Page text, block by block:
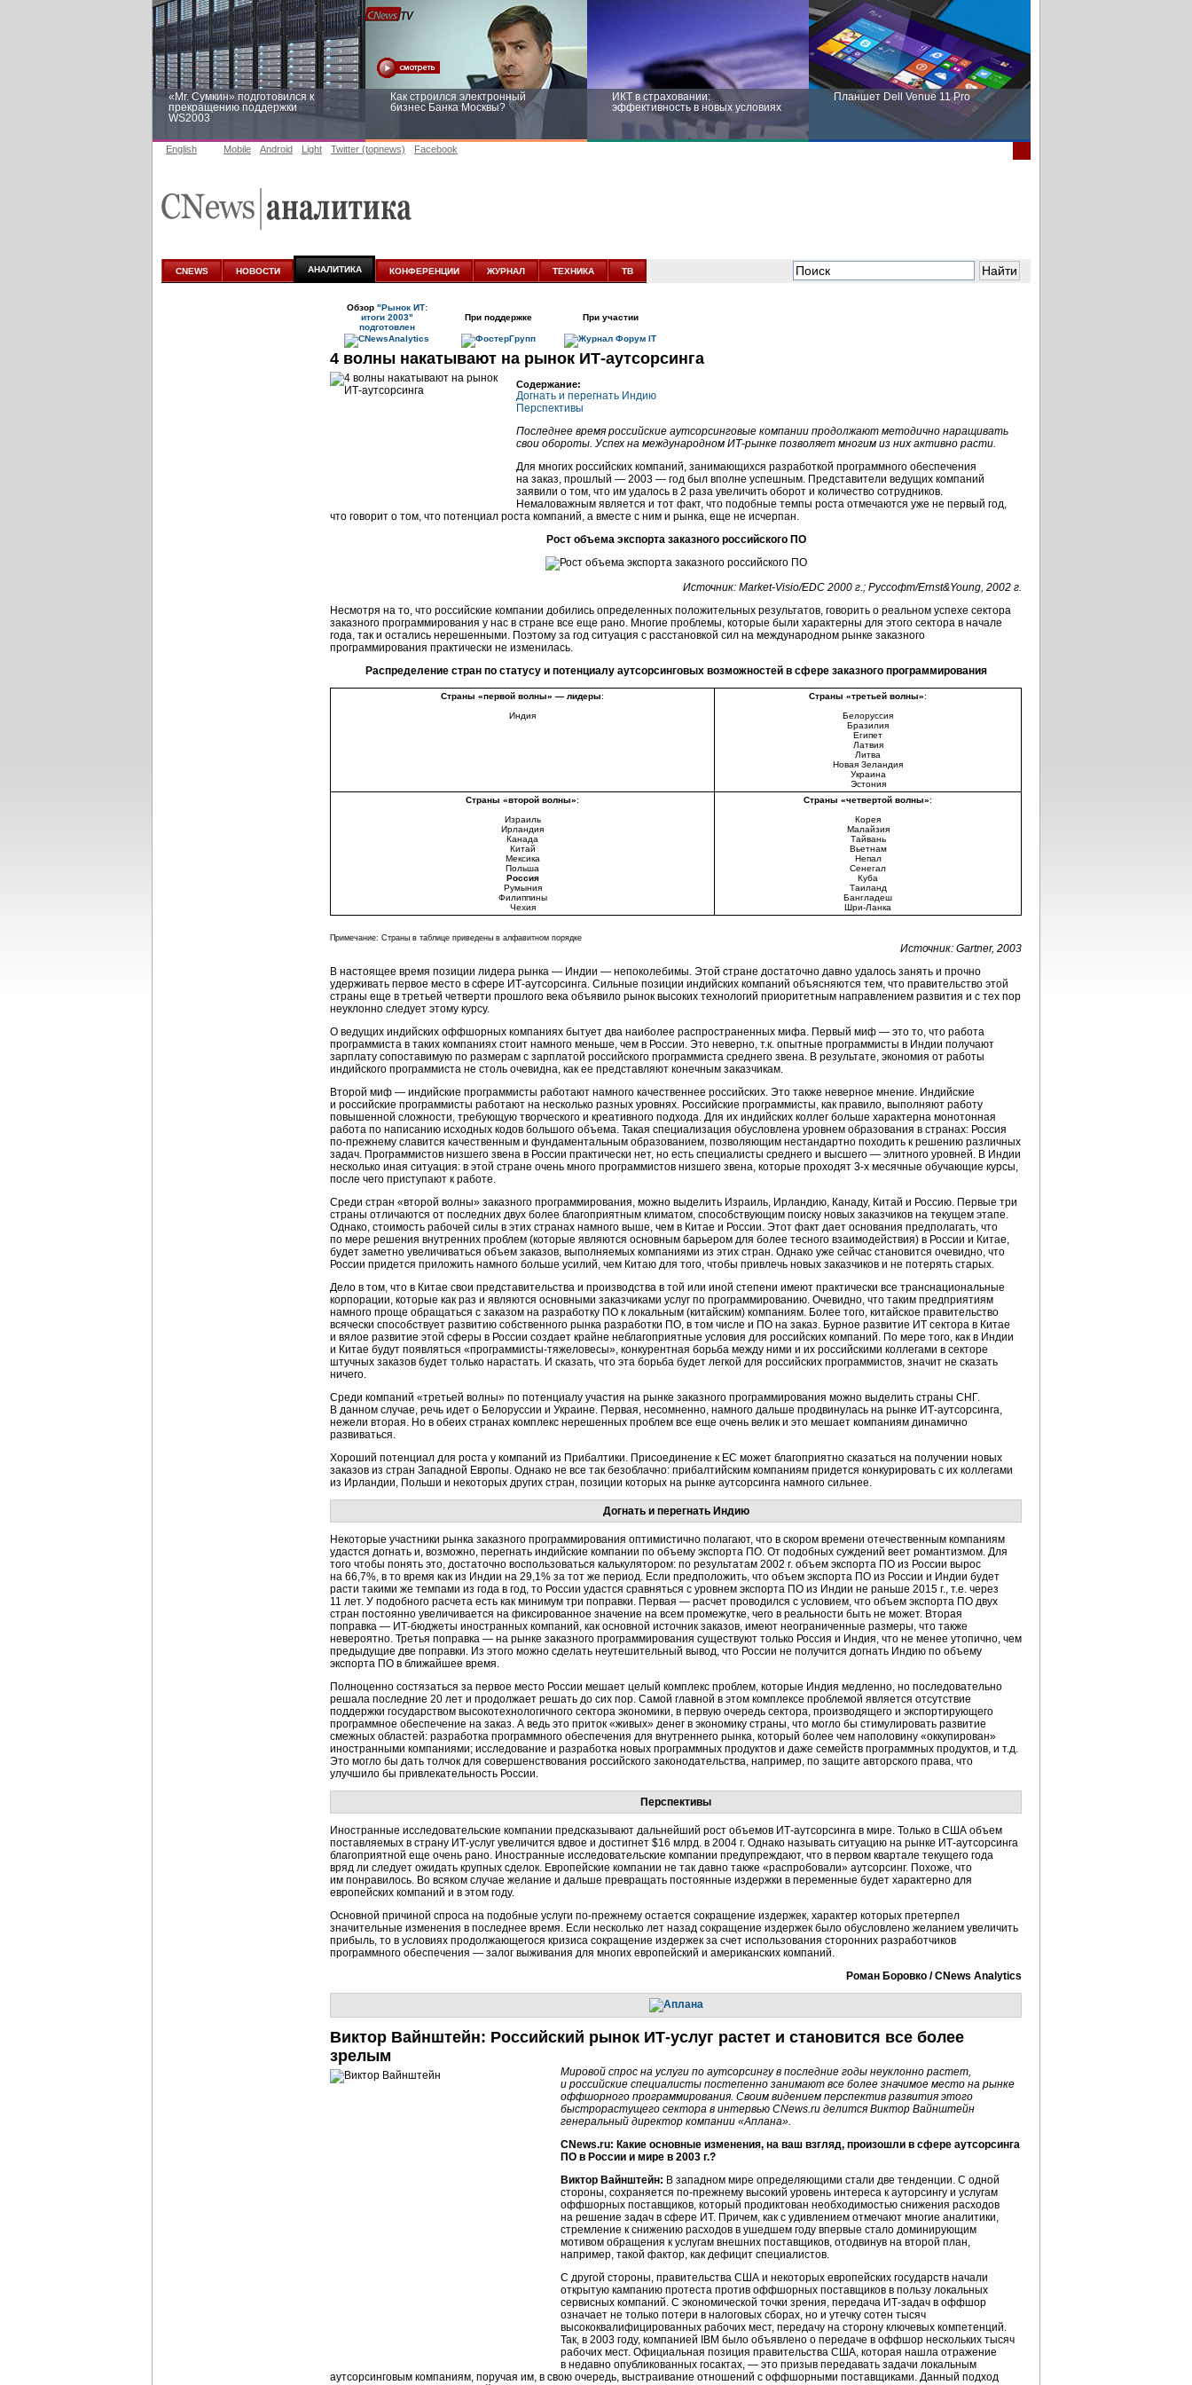
«Mr. Сумкин» подготовился к
прекращению поддержки
WS2003
Как строился электронный
бизнес Банка Москвы?
ИКТ в страховании:
эффективность в новых условиях
Планшет Dell Venue 11 Pro
аналитике
новых условиях
English Mobile Android Light Twitter (topnews) Facebook
CNEWS НОВОСТИ АНАЛИТИКА КОНФЕРЕНЦИИ ЖУРНАЛ ТЕХНИКА ТВ
Обзор "Рынок ИТ:
итоги 2003"
подготовлен
При поддержке При участии
4 волны накатывают на рынок ИТ-аутсорсинга
Содержание:
Догнать и перегнать Индию
Перспективы
Последнее время российские аутсорсинговые компании продолжают методично наращивать
свои обороты. Успех на международном ИТ-рынке позволяет многим из них активно расти.
Для многих российских компаний, занимающихся разработкой программного обеспечения
на заказ, прошлый — 2003 — год был вполне успешным. Представители ведущих компаний
заявили о том, что им удалось в 2 раза увеличить оборот и количество сотрудников.
Немаловажным является и тот факт, что подобные темпы роста отмечаются уже не первый год,
что говорит о том, что потенциал роста компаний, а вместе с ним и рынка, еще не исчерпан.
Рост объема экспорта заказного российского ПО
Источник: Market-Visio/EDC 2000 г.; Руссофт/Ernst&Young, 2002 г.
Несмотря на то, что российские компании добились определенных положительных результатов, говорить о реальном успехе сектора
заказного программирования у нас в стране все еще рано. Многие проблемы, которые были характерны для этого сектора в начале
года, так и остались нерешенными. Поэтому за год ситуация с расстановкой сил на международном рынке заказного
программирования практически не изменилась.
Распределение стран по статусу и потенциалу аутсорсинговых возможностей в сфере заказного программирования
Страны «первой волны» — лидеры:
Индия
Страны «третьей волны»:
Белоруссия
Бразилия
Египет
Латвия
Литва
Новая Зеландия
Украина
Эстония
Страны «второй волны»:
Израиль
Ирландия
Канада
Китай
Мексика
Польша
Россия
Румыния
Филиппины
Чехия
Страны «четвертой волны»:
Корея
Малайзия
Тайвань
Вьетнам
Непал
Сенегал
Куба
Таиланд
Бангладеш
Шри-Ланка
Примечание: Страны в таблице приведены в алфавитном порядке
Источник: Gartner, 2003
В настоящее время позиции лидера рынка — Индии — непоколебимы. Этой стране достаточно давно удалось занять и прочно
удерживать первое место в сфере ИТ-аутсорсинга. Сильные позиции индийских компаний объясняются тем, что правительство этой
страны еще в третьей четверти прошлого века объявило рынок высоких технологий приоритетным направлением развития и с тех пор
неуклонно следует этому курсу.
О ведущих индийских оффшорных компаниях бытует два наиболее распространенных мифа. Первый миф — это то, что работа
программиста в таких компаниях стоит намного меньше, чем в России. Это неверно, т.к. опытные программисты в Индии получают
зарплату сопоставимую по размерам с зарплатой российского программиста среднего звена. В результате, экономия от работы
индийского программиста не столь очевидна, как ее представляют конечным заказчикам.
Второй миф — индийские программисты работают намного качественнее российских. Это также неверное мнение. Индийские
и российские программисты работают на несколько разных уровнях. Российские программисты, как правило, выполняют работу
повышенной сложности, требующую творческого и креативного подхода. Для их индийских коллег больше характерна монотонная
работа по написанию исходных кодов большого объема. Такая специализация обусловлена уровнем образования в странах: Россия
по-прежнему славится качественным и фундаментальным образованием, позволяющим нестандартно походить к решению различных
задач. Программистов низшего звена в России практически нет, но есть специалисты среднего и высшего — элитного уровней. В Индии
несколько иная ситуация: в этой стране очень много программистов низшего звена, которые проходят 3-х месячные обучающие курсы,
после чего приступают к работе.
Среди стран «второй волны» заказного программирования, можно выделить Израиль, Ирландию, Канаду, Китай и Россию. Первые три
страны отличаются от последних двух более благоприятным климатом, способствующим поиску новых заказчиков на текущем этапе.
Однако, стоимость рабочей силы в этих странах намного выше, чем в Китае и России. Этот факт дает основания предполагать, что
по мере решения внутренних проблем (которые являются основным барьером для более тесного взаимодействия) в России и Китае,
будет заметно увеличиваться объем заказов, выполняемых компаниями из этих стран. Однако уже сейчас становится очевидно, что
России придется приложить намного больше усилий, чем Китаю для того, чтобы привлечь новых заказчиков и не потерять старых.
Дело в том, что в Китае свои представительства и производства в той или иной степени имеют практически все транснациональные
корпорации, которые как раз и являются основными заказчиками услуг по программированию. Очевидно, что таким предприятиям
намного проще обращаться с заказом на разработку ПО к локальным (китайским) компаниям. Более того, китайское правительство
всячески способствует развитию собственного рынка разработки ПО, в том числе и ПО на заказ. Бурное развитие ИТ сектора в Китае
и вялое развитие этой сферы в России создает крайне неблагоприятные условия для российских компаний. По мере того, как в Индии
и Китае будут появляться «программисты-тяжеловесы», конкурентная борьба между ними и их российскими коллегами в секторе
штучных заказов будет только нарастать. И сказать, что эта борьба будет легкой для российских программистов, значит не сказать
ничего.
Среди компаний «третьей волны» по потенциалу участия на рынке заказного программирования можно выделить страны СНГ.
В данном случае, речь идет о Белоруссии и Украине. Первая, несомненно, намного дальше продвинулась на рынке ИТ-аутсорсинга,
нежели вторая. Но в обеих странах комплекс нерешенных проблем все еще очень велик и это мешает компаниям динамично
развиваться.
Хороший потенциал для роста у компаний из Прибалтики. Присоединение к ЕС может благоприятно сказаться на получении новых
заказов из стран Западной Европы. Однако не все так безоблачно: прибалтийским компаниям придется конкурировать с их коллегами
из Ирландии, Польши и некоторых других стран, позиции которых на рынке аутсорсинга намного сильнее.
Догнать и перегнать Индию
Некоторые участники рынка заказного программирования оптимистично полагают, что в скором времени отечественным компаниям
удастся догнать и, возможно, перегнать индийские компании по объему экспорта ПО. От подобных суждений веет романтизмом. Для
того чтобы понять это, достаточно воспользоваться калькулятором: по результатам 2002 г. объем экспорта ПО из России вырос
на 66,7%, в то время как из Индии на 29,1% за тот же период. Если предположить, что объем экспорта ПО из России и Индии будет
расти такими же темпами из года в год, то России удастся сравняться с уровнем экспорта ПО из Индии не раньше 2015 г., т.е. через
11 лет. У подобного расчета есть как минимум три поправки. Первая — расчет проводился с условием, что объем экспорта ПО двух
стран постоянно увеличивается на фиксированное значение на всем промежутке, чего в реальности быть не может. Вторая
поправка — ИТ-бюджеты иностранных компаний, как основной источник заказов, имеют неограниченные размеры, что также
невероятно. Третья поправка — на рынке заказного программирования существуют только Россия и Индия, что не менее утопично, чем
предыдущие две поправки. Из этого можно сделать неутешительный вывод, что России не получится догнать Индию по объему
экспорта ПО в ближайшее время.
Полноценно состязаться за первое место России мешает целый комплекс проблем, которые Индия медленно, но последовательно
решала последние 20 лет и продолжает решать до сих пор. Самой главной в этом комплексе проблемой является отсутствие
поддержки государством высокотехнологичного сектора экономики, в первую очередь сектора, производящего и экспортирующего
программное обеспечение на заказ. А ведь это приток «живых» денег в экономику страны, что могло бы стимулировать развитие
смежных областей: разработка программного обеспечения для внутреннего рынка, который более чем наполовину «оккупирован»
иностранными компаниями; исследование и разработка новых программных продуктов и даже семейств программных продуктов, и т.д.
Это могло бы дать толчок для совершенствования российского законодательства, например, по защите авторского права, что
улучшило бы привлекательность России.
Перспективы
Иностранные исследовательские компании предсказывают дальнейший рост объемов ИТ-аутсорсинга в мире. Только в США объем
поставляемых в страну ИТ-услуг увеличится вдвое и достигнет $16 млрд. в 2004 г. Однако называть ситуацию на рынке ИТ-аутсорсинга
благоприятной еще очень рано. Иностранные исследовательские компании предупреждают, что в первом квартале текущего года
вряд ли следует ожидать крупных сделок. Европейские компании не так давно также «распробовали» аутсорсинг. Похоже, что
им понравилось. Во всяком случае желание и дальше превращать постоянные издержки в переменные будет характерно для
европейских компаний и в этом году.
Основной причиной спроса на подобные услуги по-прежнему остается сокращение издержек, характер которых претерпел
значительные изменения в последнее время. Если несколько лет назад сокращение издержек было обусловлено желанием увеличить
прибыль, то в условиях продолжающегося кризиса сокращение издержек за счет использования сторонних разработчиков
программного обеспечения — залог выживания для многих европейский и американских компаний.
Роман Боровко / CNews Analytics
Виктор Вайнштейн: Российский рынок ИТ-услуг растет и становится все более
зрелым
Мировой спрос на услуги по аутсорсингу в последние годы неуклонно растет,
и российские специалисты постепенно занимают все более значимое место на рынке
оффшорного программирования. Своим видением перспектив развития этого
быстрорастущего сектора в интервью CNews.ru делится Виктор Вайнштейн
генеральный директор компании «Аплана».
CNews.ru: Какие основные изменения, на ваш взгляд, произошли в сфере аутсорсинга
ПО в России и мире в 2003 г.?
Виктор Вайнштейн: В западном мире определяющими стали две тенденции. С одной
стороны, сохраняется по-прежнему высокий уровень интереса к ауторсингу и услугам
оффшорных поставщиков, который продиктован необходимостью снижения расходов
на решение задач в сфере ИТ. Причем, как с удивлением отмечают многие аналитики,
стремление к снижению расходов в ушедшем году впервые стало доминирующим
мотивом обращения к услугам внешних поставщиков, отодвинув на второй план,
например, такой фактор, как дефицит специалистов.
С другой стороны, правительства США и некоторых европейских государств начали
открытую кампанию протеста против оффшорных поставщиков в пользу локальных
сервисных компаний. С экономической точки зрения, передача ИТ-задач в оффшор
означает не только потери в налоговых сборах, но и утечку сотен тысяч
высококвалифицированных рабочих мест, передачу на сторону ключевых компетенций.
Так, в 2003 году, компанией IBM было объявлено о передаче в оффшор нескольких тысяч
рабочих мест. Официальная позиция правительства США, которая нашла отражение
в недавно опубликованных госактах, — это призыв передавать задачи локальным
аутсорсинговым компаниям, поручая им, в свою очередь, выстраивание отношений с оффшорными поставщиками. Данный подход